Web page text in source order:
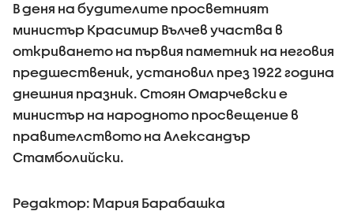
В деня на будителите просветният
министър Красимир Вълчев участва в
откриването на първия паметник на неговия
предшественик, установил през 1922 година
днешния празник. Стоян Омарчевски е
министър на народното просвещение в
правителството на Александър
Стамболийски.
Редактор: Мария Барабашка